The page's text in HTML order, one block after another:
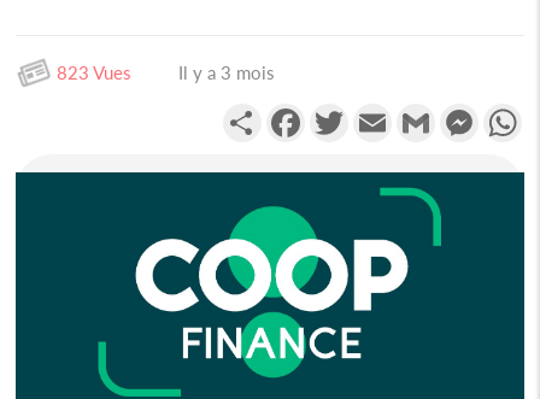
823 Vues Il y a 3 mois
PartagerFacebookTwitterEmail Gmail